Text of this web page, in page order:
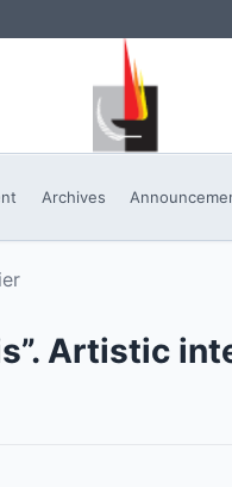
Archives
Artistic